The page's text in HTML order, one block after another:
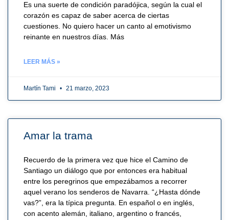
Es una suerte de condición paradójica, según la cual el
corazón es capaz de saber acerca de ciertas
cuestiones. No quiero hacer un canto al emotivismo
reinante en nuestros días. Más
LEER MÁS »
Martín Tami 21 marzo, 2023
Amar la trama
Recuerdo de la primera vez que hice el Camino de
Santiago un diálogo que por entonces era habitual
entre los peregrinos que empezábamos a recorrer
aquel verano los senderos de Navarra. “¿Hasta dónde
vas?”, era la típica pregunta. En español o en inglés,
con acento alemán, italiano, argentino o francés,